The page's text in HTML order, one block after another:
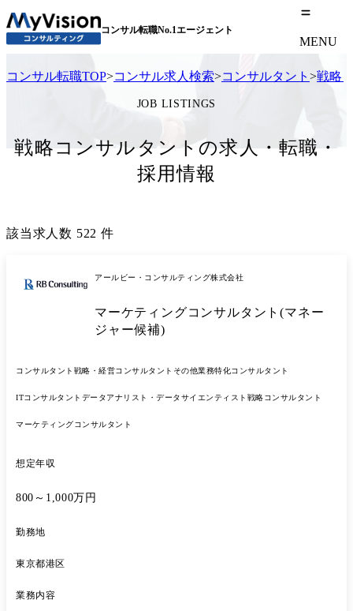
コンサル転職No.1エージェント
MENU
コンサル転職TOP>コンサル求人検索>コンサルタント >戦略
JOB LISTINGS
戦略コンサルタントの求人・転職・
採用情報
該当求人数 522 件
アールビー・コンサルティング株式会社
マーケティングコンサルタント(マネー
ジャー候補)
コンサルタント 戦略・経営コンサルタント その他業務特化コンサルタント
ITコンサルタント データアナリスト・データサイエンティスト 戦略コンサルタント
マーケティングコンサルタント
想定年収
800～1,000万円
勤務地
東京都港区
業務内容